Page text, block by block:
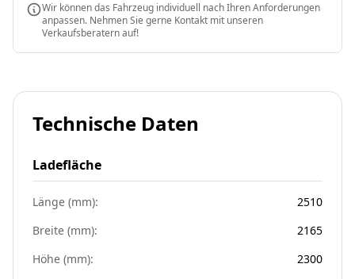
Wir können das Fahrzeug individuell nach Ihren Anforderungen
anpassen. Nehmen Sie gerne Kontakt mit unseren
Verkaufsberatern auf!
Technische Daten
Ladefläche
Länge (mm):
2510
Breite (mm):
2165
Höhe (mm):
2300